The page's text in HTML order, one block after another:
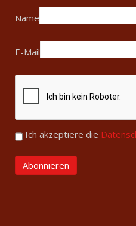
Name
E-Mail
Ich akzeptiere die